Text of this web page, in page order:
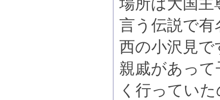
言う伝説で
西の小沢見
親戚があっ
く行ってい